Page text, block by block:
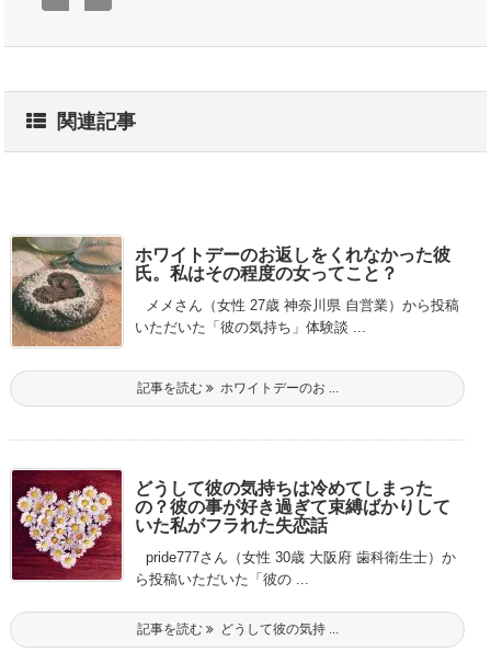
関連記事
ホワイトデーのお返しをくれなかった彼
氏。私はその程度の女ってこと？
メメさん（女性 27歳 神奈川県 自営業）から投稿
いただいた「彼の気持ち」体験談 ...
記事を読む ホワイトデーのお ...
どうして彼の気持ちは冷めてしまった
の？彼の事が好き過ぎて束縛ばかりして
いた私がフラれた失恋話
pride777さん（女性 30歳 大阪府 歯科衛生士）か
ら投稿いただいた「彼の ...
記事を読む どうして彼の気持 ...